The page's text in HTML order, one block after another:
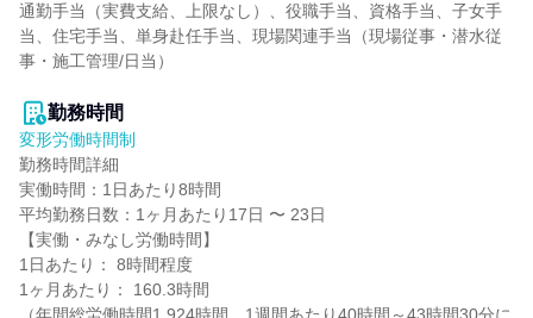
通勤手当（実費支給、上限なし）、役職手当、資格手当、子女手
当、住宅手当、単身赴任手当、現場関連手当（現場従事・潜水従
事・施工管理/日当）
勤務時間
変形労働時間制
勤務時間詳細
実働時間：1日あたり8時間
平均勤務日数：1ヶ月あたり17日 〜 23日
【実働・みなし労働時間】
1日あたり： 8時間程度
1ヶ月あたり： 160.3時間